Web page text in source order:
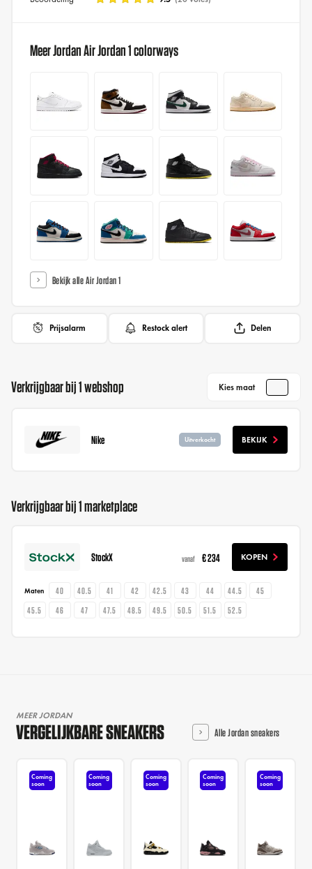
Meer Jordan Air Jordan 1 colorways
Bekijk alle Air Jordan 1
Prijsalarm Restock alert Delen
Verkrijgbaar bij 1 webshop Kies maat
Nike Uitverkocht BEKIJK
Verkrijgbaar bij 1 marketplace
StockX vanaf € 234 KOPEN
Maten 40 40.5 41 42 42.5 43 44 44.5
45
45.5
46 47 47.5 48.5 49.5 50.5 51.5 52.5
MEER JORDAN
VERGELIJKBARE SNEAKERS Alle Jordan sneakers
Coming
soon
Coming
soon
Coming
soon
Coming
soon
Coming
soon